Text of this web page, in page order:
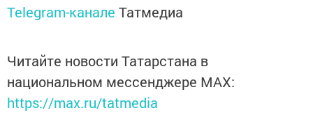
Telegram-канале Татмедиа
Читайте новости Татарстана в
национальном мессенджере MАХ:
https://max.ru/tatmedia